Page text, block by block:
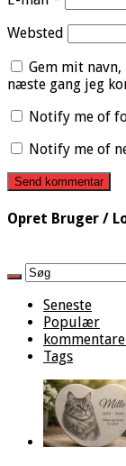
Websted
Gem mit
næste gang jeg
Notify me of
Notify me of
Opret Bruger /
Seneste
Populær
Tags